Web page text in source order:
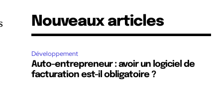
Nouveaux articles
Développement
Auto-entrepreneur : avoir un logiciel de
facturation est-il obligatoire ?